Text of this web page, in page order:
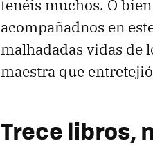
tenéis muchos. O
acompañadnos en
malhadadas vidas de
maestra que
Trece libros,